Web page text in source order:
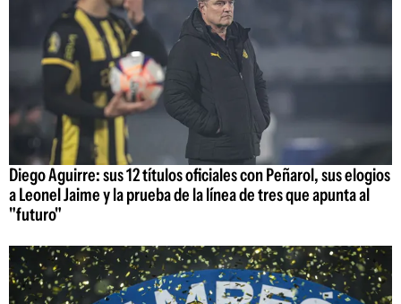
Diego Aguirre: sus 12 títulos oficiales con Peñarol, sus elogios
a Leonel Jaime y la prueba de la línea de tres que apunta al
"futuro"